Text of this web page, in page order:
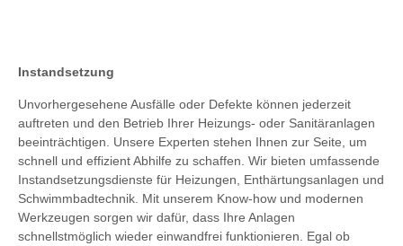
Instandsetzung
Unvorhergesehene Ausfälle oder Defekte können jederzeit
auftreten und den Betrieb Ihrer Heizungs- oder Sanitäranlagen
beeinträchtigen. Unsere Experten stehen Ihnen zur Seite, um
schnell und effizient Abhilfe zu schaffen. Wir bieten umfassende
Instandsetzungsdienste für Heizungen, Enthärtungsanlagen und
Schwimmbadtechnik. Mit unserem Know-how und modernen
Werkzeugen sorgen wir dafür, dass Ihre Anlagen
schnellstmöglich wieder einwandfrei funktionieren. Egal ob